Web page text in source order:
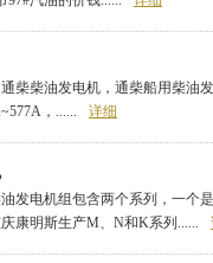
柴柴油发电机，通柴船用柴油
，......
详细
发电机组包含两个系列，一个
康明斯生产M、N和K系列......